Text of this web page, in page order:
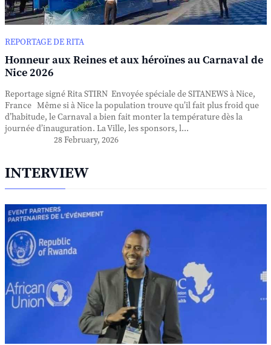
REPORTAGE DE RITA
Honneur aux Reines et aux héroïnes au Carnaval de
Nice 2026
Reportage signé Rita STIRN Envoyée spéciale de SITANEWS à Nice,
France Même si à Nice la population trouve qu’il fait plus froid que
d’habitude, le Carnaval a bien fait monter la température dès la
journée d’inauguration. La Ville, les sponsors, l...
28 February, 2026
INTERVIEW